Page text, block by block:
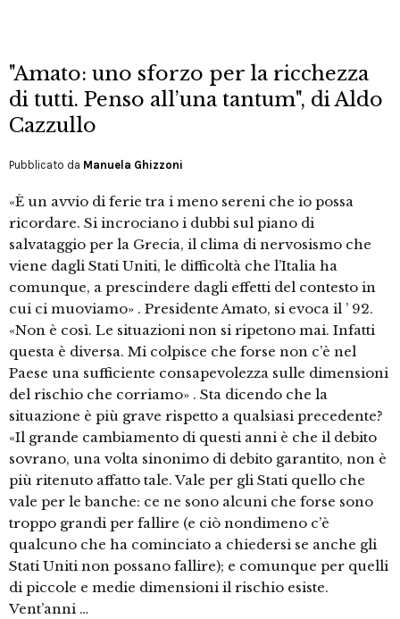
"Amato: uno sforzo per la ricchezza
di tutti. Penso all’una tantum", di Aldo
Cazzullo
Pubblicato da Manuela Ghizzoni
«È un avvio di ferie tra i meno sereni che io possa
ricordare. Si incrociano i dubbi sul piano di
salvataggio per la Grecia, il clima di nervosismo che
viene dagli Stati Uniti, le difficoltà che l’Italia ha
comunque, a prescindere dagli effetti del contesto in
cui ci muoviamo» . Presidente Amato, si evoca il ’ 92.
«Non è così. Le situazioni non si ripetono mai. Infatti
questa è diversa. Mi colpisce che forse non c’è nel
Paese una sufficiente consapevolezza sulle dimensioni
del rischio che corriamo» . Sta dicendo che la
situazione è più grave rispetto a qualsiasi precedente?
«Il grande cambiamento di questi anni è che il debito
sovrano, una volta sinonimo di debito garantito, non è
più ritenuto affatto tale. Vale per gli Stati quello che
vale per le banche: ce ne sono alcuni che forse sono
troppo grandi per fallire (e ciò nondimeno c’è
qualcuno che ha cominciato a chiedersi se anche gli
Stati Uniti non possano fallire); e comunque per quelli
di piccole e medie dimensioni il rischio esiste.
Vent’anni …